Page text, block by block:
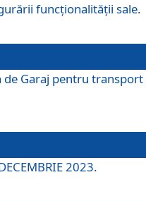
funcționalității sale.
Garaj pentru
2023.